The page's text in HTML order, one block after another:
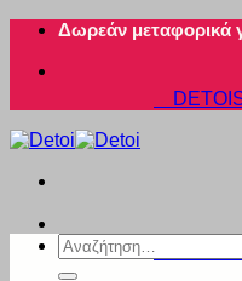
Μετάβαση
περιεχόμενο
Δωρεάν μεταφορικά
Αναζήτηση
για: